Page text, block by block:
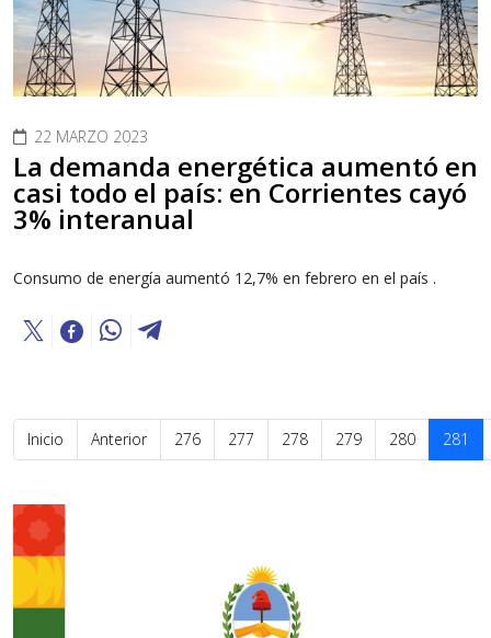
22 MARZO 2023
La demanda energética aumentó en
casi todo el país: en Corrientes cayó
3% interanual
Consumo de energía aumentó 12,7% en febrero en el país .
Inicio Anterior 276 277 278 279 280 281